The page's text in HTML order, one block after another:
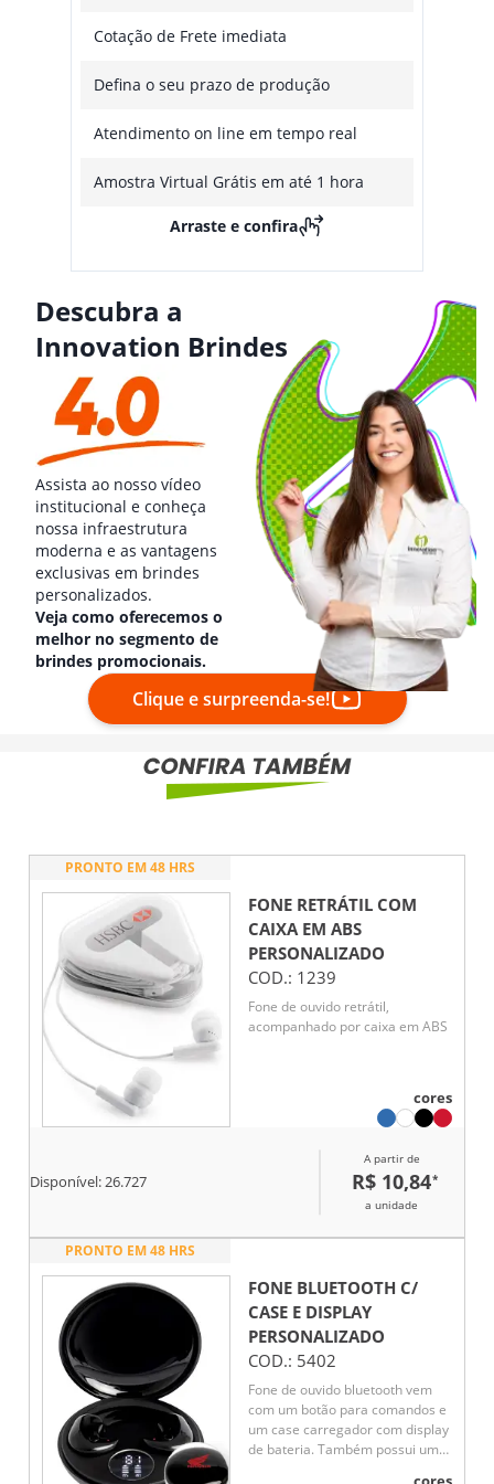
Cotação de Frete imediata
Defina o seu prazo de produção
Atendimento on line em tempo real
Amostra Virtual Grátis em até 1 hora
Arraste e confira
Descubra a
Innovation Brindes
Assista ao nosso vídeo
institucional e conheça
nossa infraestrutura
moderna e as vantagens
exclusivas em brindes
personalizados.
Veja como oferecemos o
melhor no segmento de
brindes promocionais.
Clique e surpreenda-se!
PRONTO EM 48 HRS
FONE RETRÁTIL COM
CAIXA EM ABS
PERSONALIZADO
COD.: 1239
Fone de ouvido retrátil,
acompanhado por caixa em ABS
cores
Disponível:26.727
A partir de
R$ 10,84*
a unidade
PRONTO EM 48 HRS
FONE BLUETOOTH C/
CASE E DISPLAY
PERSONALIZADO
COD.: 5402
Fone de ouvido bluetooth vem
com um botão para comandos e
um case carregador com display
de bateria. Também possui um